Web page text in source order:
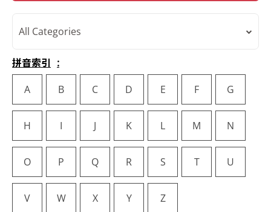
All Categories
拼音索引
A
B C D E F G
H I J K L M N
O P Q R S T U
V W X Y Z